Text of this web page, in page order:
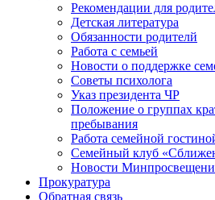
Рекомендации для
Детская литература
Обязанности родителй
Работа с семьей
Новости о поддержке
Советы психолога
Указ президента ЧР
Положение о группах
пребывания
Работа семейной
Семейный клуб
Новости
Прокуратура
Обратная связь